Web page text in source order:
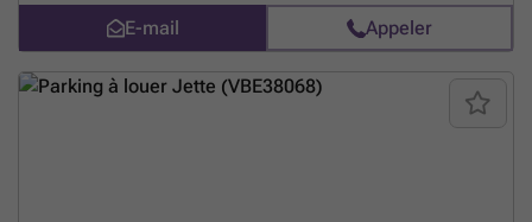
pouvez réserver directement votre parking sur le lien suivant : ###En
savoir plus ? E-mail Appeler